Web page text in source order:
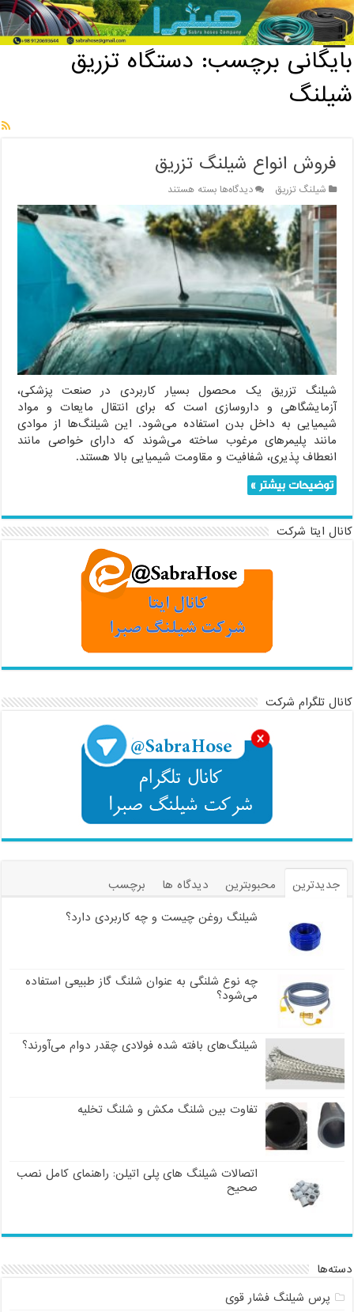
خانه / بایگانی برچسب: دستگاه تزریق شیلنگ
بایگانی برچسب: دستگاه تزریق
شیلنگ
فروش انواع شیلنگ تزریق
شیلنگ تزریق دیدگاه‌هابرای
فروش
انواع
شیلنگ
تزریق
بسته هستند
شیلنگ تزریق یک محصول بسیار کاربردی در صنعت پزشکی،
آزمایشگاهی و داروسازی است که برای انتقال مایعات و مواد
شیمیایی به داخل بدن استفاده می‌شود. این شیلنگ‌ها از موادی
مانند پلیمرهای مرغوب ساخته می‌شوند که دارای خواصی مانند
انعطاف پذیری، شفافیت و مقاومت شیمیایی بالا هستند.
توضیحات بیشتر »
کانال ایتا شرکت
کانال تلگرام شرکت
جدیدترین محبوبترین دیدگاه ها
برچسب
شیلنگ روغن چیست و چه کاربردی دارد؟
چه نوع شلنگی به عنوان شلنگ گاز طبیعی استفاده
می‌شود؟
شیلنگ‌های بافته شده فولادی چقدر دوام می‌آورند؟
تفاوت بین شلنگ مکش و شلنگ تخلیه
اتصالات شیلنگ های پلی اتیلن: راهنمای کامل نصب
صحیح
دسته‌ها
پرس شیلنگ فشار قوی